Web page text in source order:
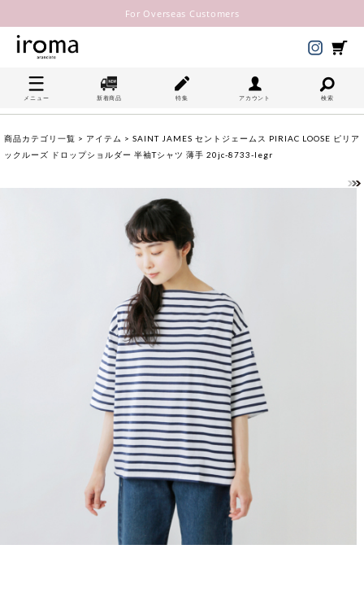
For Overseas Customers
メニュー 新着商品 特集 アカウント 検索
商品カテゴリ一覧 > アイテム > SAINT JAMES セントジェームス PIRIAC LOOSE ピリア
ックルーズ ドロップショルダー 半袖Tシャツ 薄手 20jc-8733-legr